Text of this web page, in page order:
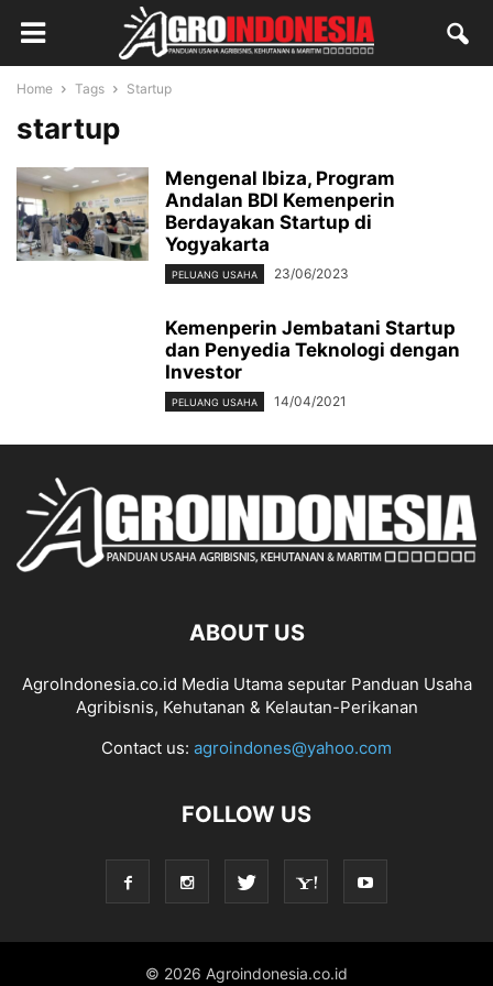
Home Tags Startup
startup
Mengenal Ibiza, Program
Andalan BDI Kemenperin
Berdayakan Startup di
Yogyakarta
PELUANG USAHA 23/06/2023
Kemenperin Jembatani Startup
dan Penyedia Teknologi dengan
Investor
PELUANG USAHA 14/04/2021
ABOUT US
AgroIndonesia.co.id Media Utama seputar Panduan Usaha
Agribisnis, Kehutanan & Kelautan-Perikanan
Contact us: agroindones@yahoo.com
FOLLOW US
© 2026 Agroindonesia.co.id